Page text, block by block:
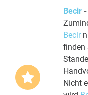
Becir -
Becir
finden
Nicht